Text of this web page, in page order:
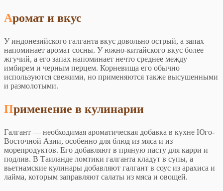
Аромат и вкус
У индонезийского галганта вкус довольно острый, а запах
напоминает аромат сосны. У южно-китайского вкус более
жгучий, а его запах напоминает нечто среднее между
имбирем и черным перцем. Корневища его обычно
используются свежими, но применяются также высушенными
и размолотыми.
Применение в кулинарии
Галгант — необходимая ароматическая добавка в кухне Юго-
Восточной Азии, особенно для блюд из мяса и из
морепродуктов. Его добавляют в пряную пасту для карри и
подлив. В Таиланде ломтики галганта кладут в супы, а
вьетнамские кулинары добавляют галгант в соус из арахиса и
лайма, которым заправляют салаты из мяса и овощей.